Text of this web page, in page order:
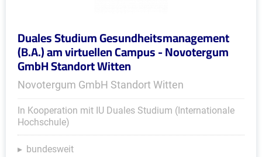
Duales Studium Gesundheitsmanagement
(B.A.) am virtuellen Campus - Novotergum
GmbH Standort Witten
Novotergum GmbH Standort Witten
In Kooperation mit IU Duales Studium (Internationale
Hochschule)
bundesweit